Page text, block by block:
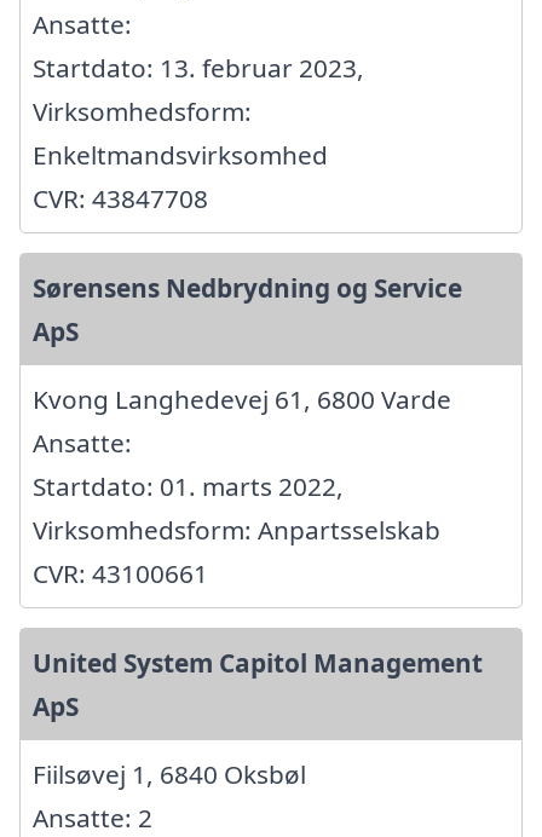
Ansatte:
Startdato: 13. februar 2023,
Virksomhedsform:
Enkeltmandsvirksomhed
CVR: 43847708
Sørensens Nedbrydning og Service
ApS
Kvong Langhedevej 61, 6800 Varde
Ansatte:
Startdato: 01. marts 2022,
Virksomhedsform: Anpartsselskab
CVR: 43100661
United System Capitol Management
ApS
Fiilsøvej 1, 6840 Oksbøl
Ansatte: 2